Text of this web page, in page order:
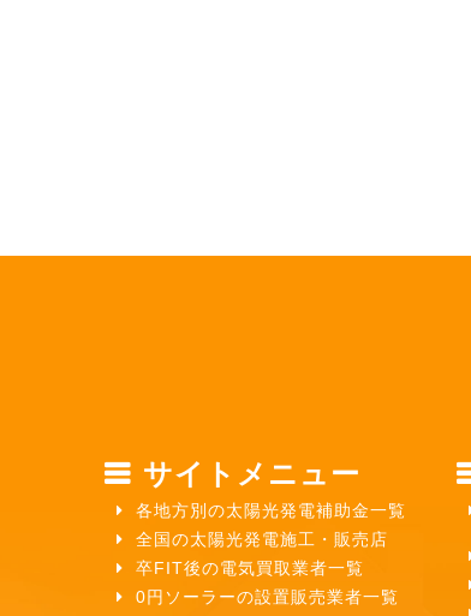
サイトメニュー
各地方別の太陽光発電補助金一覧
全国の太陽光発電施工・販売店
卒FIT後の電気買取業者一覧
0円ソーラーの設置販売業者一覧